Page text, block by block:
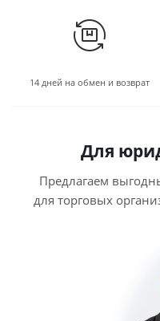
14 дней на обмен и возврат
Для
Предлагаем
для торговых